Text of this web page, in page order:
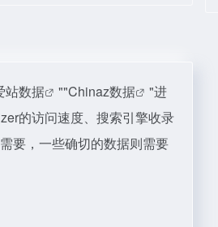
站数据 ""Chinaz数据
"进
的访问速度、搜索引擎收录
要，一些确切的数据则需要